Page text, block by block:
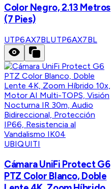
Color Negro, 2.13 Metros
(7 Pies)
UTP6AX7BLUTP6AX7BL
UBIQUITI
Cámara UniFi Protect G6
PTZ Color Blanco, Doble